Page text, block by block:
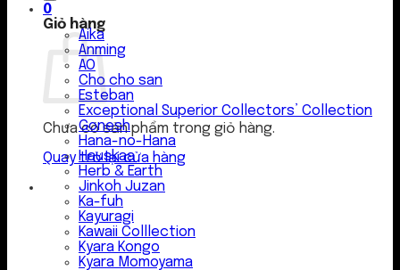
0
Giỏ hàng
Chưa có sản phẩm trong giỏ hàng.
Quay trở lại cửa hàng
Aika
Anming
AO
Cho cho san
Esteban
Exceptional Superior Collectors’ Collection
Gonesh
Hana-no-Hana
Hauskaa
Herb & Earth
Jinkoh Juzan
Ka-fuh
Kayuragi
Kawaii Colllection
Kyara Kongo
Kyara Momoyama